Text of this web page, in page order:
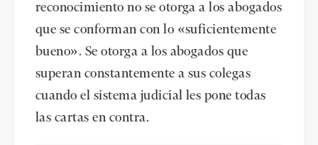
reconocimiento no se otorga a los abogados
que se conforman con lo «suficientemente
bueno». Se otorga a los abogados que
superan constantemente a sus colegas
cuando el sistema judicial les pone todas
las cartas en contra.